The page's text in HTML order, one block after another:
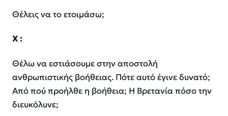
Θέλεις να το ετοιμάσω;
Χ :
Θέλω να εστιάσουμε στην αποστολή
ανθρωπιστικής βοήθειας. Πότε αυτό έγινε δυνατό;
Από πού προήλθε η βοήθεια; Η Βρετανία πόσο την
διευκόλυνε;